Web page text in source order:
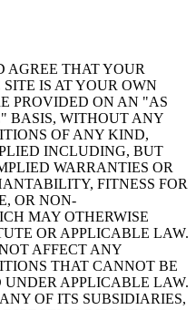
AGREE THAT YOUR
IS AT YOUR OWN
PROVIDED ON AN "AS
BASIS, WITHOUT ANY
OF ANY KIND,
INCLUDING, BUT
WARRANTIES OR
FITNESS FOR
OR NON-
MAY OTHERWISE
OR APPLICABLE LAW.
AFFECT ANY
THAT CANNOT BE
APPLICABLE LAW.
OF ITS SUBSIDIARIES,